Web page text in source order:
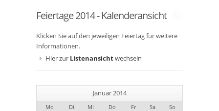
Feiertage 2014 - Kalenderansicht
Klicken Sie auf den jeweiligen Feiertag für weitere
Informationen.
Hier zur Listenansichtwechseln
Januar 2014
Mo Di Mi Do Fr Sa
So